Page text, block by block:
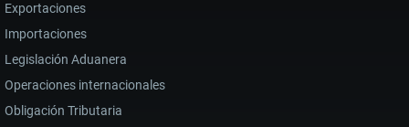
Exportaciones
Importaciones
Legislación Aduanera
Operaciones internacionales
Obligación Tributaria